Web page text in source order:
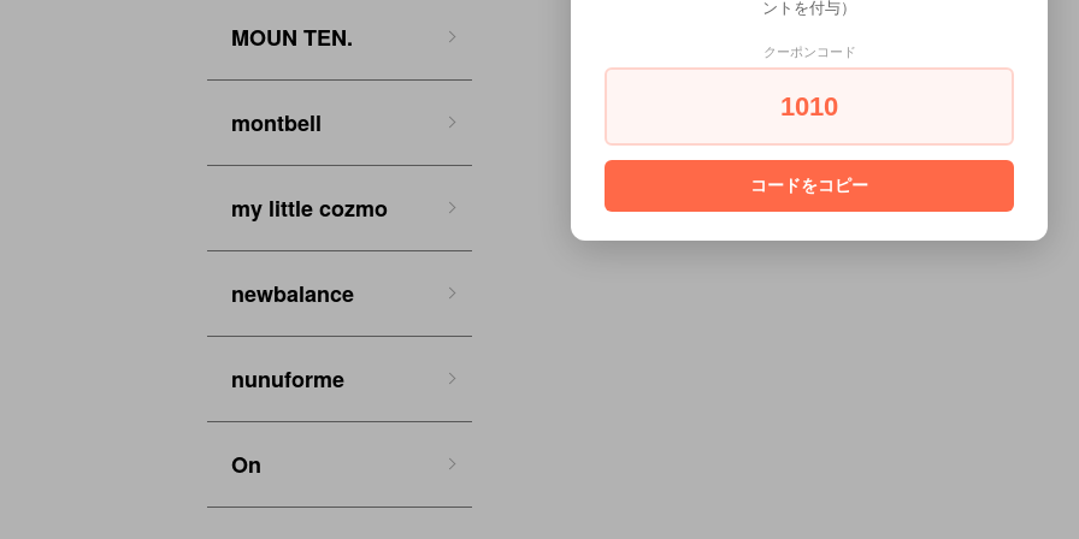
MOUN TEN.
montbell
my little cozmo
newbalance
nunuforme
On
ントを付与）
クーポンコード
1010
コードをコピー